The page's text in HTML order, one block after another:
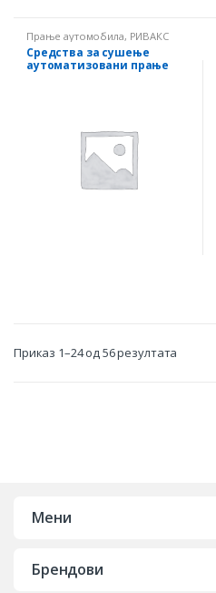
Прање аутомобила, РИВАКС
Средства за сушење
аутоматизовани прање
Приказ 1–24 од 56 резултата
Мени
Брендови